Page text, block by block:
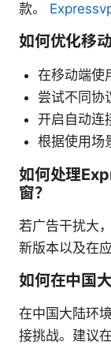
款。
如何优化移
在移动端使
尝试不同协
开启自动连
根据使用场
如何处理
窗？
若广告干扰大
新版本以及在
如何在中国
在中国大陆环
接挑战。建议